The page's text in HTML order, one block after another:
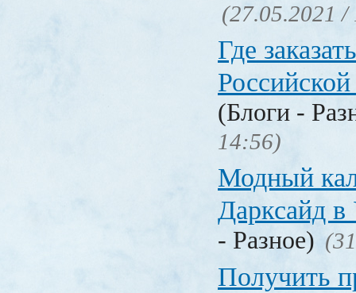
(27.05.2021 /
Где
(Блоги -
14:56)
Модный
Дарксайд в
- Разное)
Получить